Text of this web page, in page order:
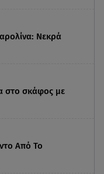
Νεκρά
στο σκάφος με
Από Το